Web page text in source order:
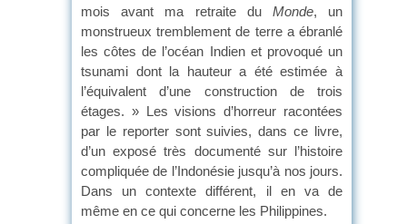
mois avant ma retraite du Monde, un
monstrueux tremblement de terre a ébranlé
les côtes de l’océan Indien et provoqué un
tsunami dont la hauteur a été estimée à
l’équivalent d’une construction de trois
étages. » Les visions d’horreur racontées
par le reporter sont suivies, dans ce livre,
d’un exposé très documenté sur l’histoire
compliquée de l’Indonésie jusqu’à nos jours.
Dans un contexte différent, il en va de
même en ce qui concerne les Philippines.